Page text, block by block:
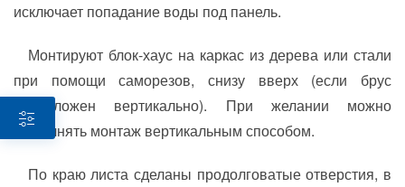
исключает попадание воды под панель.
Монтируют блок-хаус на каркас из дерева или стали
при помощи саморезов, снизу вверх (если брус
расположен вертикально). При желании можно
выполнять монтаж вертикальным способом.
По краю листа сделаны продолговатые отверстия, в